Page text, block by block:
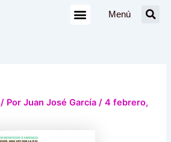
Menú
/ PorJuan José García/4 febrero,